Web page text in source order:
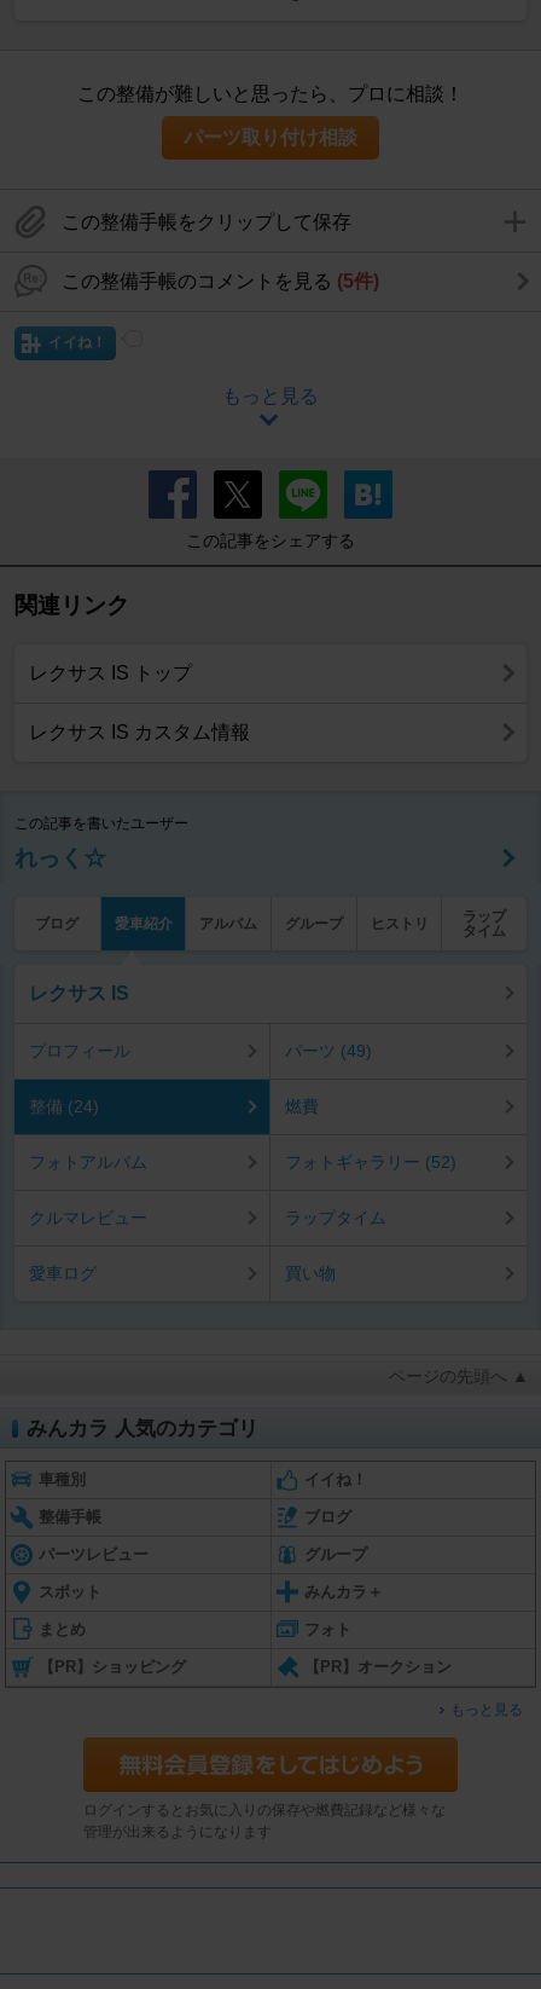
この整備が難しいと思ったら、プロに相談！
パーツ取り付け相談
この整備手帳をクリップして保存
この整備手帳のコメントを見る (5件)
イイね！
もっと見る
この記事をシェアする
関連リンク
レクサス IS トップ
レクサス IS カスタム情報
この記事を書いたユーザー
れっく☆
ブログ 愛車紹介 アルバム グループ ヒストリ
ラップ
タイム
レクサス IS
プロフィール パーツ (49)
整備 (24) 燃費
フォトアルバム フォトギャラリー (52)
クルマレビュー ラップタイム
愛車ログ 買い物
ページの先頭へ ▲
みんカラ 人気のカテゴリ
車種別 イイね！
整備手帳 ブログ
パーツレビュー グループ
スポット みんカラ＋
まとめ フォト
【PR】ショッピング 【PR】オークション
もっと見る
ログインするとお気に入りの保存や燃費記録など様々な
管理が出来るようになります